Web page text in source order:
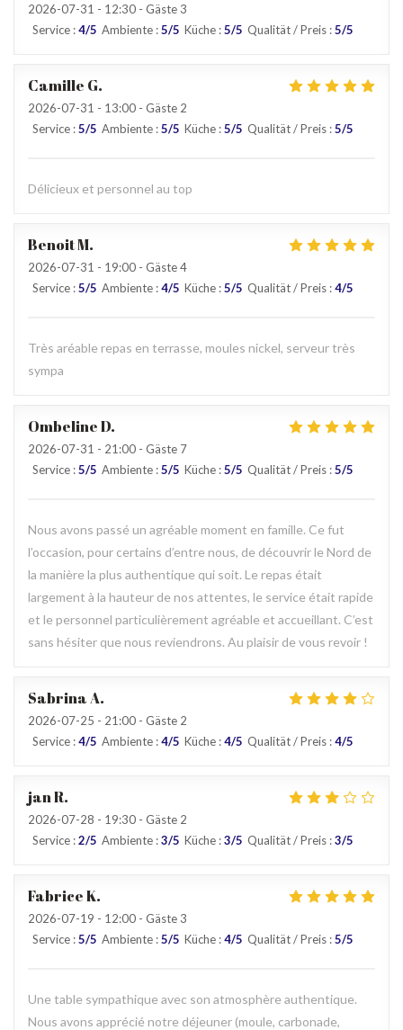
2026-07-31 - 12:30 - Gäste 3
Service :4/5 Ambiente :5/5 Küche :5/5 Qualität / Preis :5/5
Camille G
2026-07-31 - 13:00 - Gäste 2
Service :5/5 Ambiente :5/5 Küche :5/5 Qualität / Preis :5/5
Délicieux et personnel au top
BenoitM
2026-07-31 - 19:00 - Gäste 4
Service :5/5 Ambiente :4/5 Küche :5/5 Qualität / Preis :4/5
Très aréable repas en terrasse, moules nickel, serveur très
sympa
OmbelineD
2026-07-31 - 21:00 - Gäste 7
Service :5/5 Ambiente :5/5 Küche :5/5 Qualität / Preis :5/5
Nous avons passé un agréable moment en famille. Ce fut
l’occasion, pour certains d’entre nous, de découvrir le Nord de
la manière la plus authentique qui soit. Le repas était
largement à la hauteur de nos attentes, le service était rapide
et le personnel particulièrement agréable et accueillant. C’est
sans hésiter que nous reviendrons. Au plaisir de vous revoir !
SabrinaA
2026-07-25 - 21:00 - Gäste 2
Service :4/5 Ambiente :4/5 Küche :4/5 Qualität / Preis :4/5
janR
2026-07-28 - 19:30 - Gäste 2
Service :2/5 Ambiente :3/5 Küche :3/5 Qualität / Preis :3/5
FabriceK
2026-07-19 - 12:00 - Gäste 3
Service :5/5 Ambiente :5/5 Küche :4/5 Qualität / Preis :5/5
Une table sympathique avec son atmosphère authentique.
Nous avons apprécié notre déjeuner (moule, carbonade,